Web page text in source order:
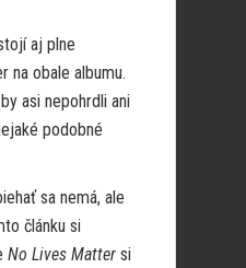
aj plne
na obale albumu.
asi nepohrdli ani
podobné
sa nemá, ale
článku si
No Lives Matter si